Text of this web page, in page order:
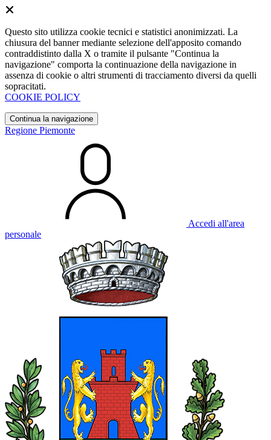
Questo sito utilizza cookie tecnici e statistici anonimizzati. La
chiusura del banner mediante selezione dell'apposito comando
contraddistinto dalla X o tramite il pulsante "Continua la
navigazione" comporta la continuazione della navigazione in
assenza di cookie o altri strumenti di tracciamento diversi da quelli
sopracitati.
COOKIE POLICY
Continua la navigazione
Regione Piemonte
Accedi all'area
personale